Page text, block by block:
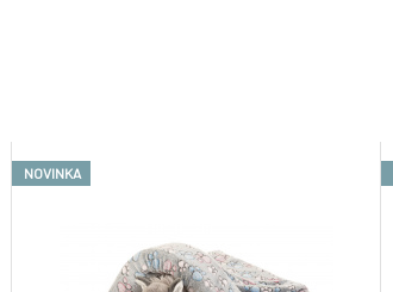
NOVINKA